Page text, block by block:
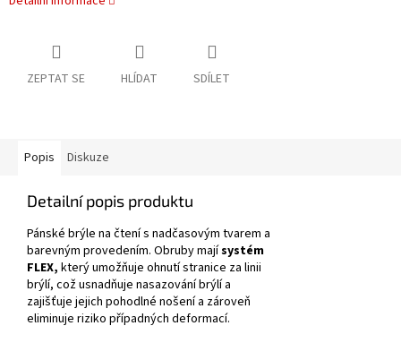
ZEPTAT SE HLÍDAT SDÍLET
Popis Diskuze
Detailní popis produktu
Pánské brýle na čtení s nadčasovým tvarem a
barevným provedením. Obruby majísystém
FLEX, který umožňuje ohnutí stranice za linii
brýlí, což usnadňuje nasazování brýlí a
zajišťuje jejich pohodlné nošení a zároveň
eliminuje riziko případných deformací.